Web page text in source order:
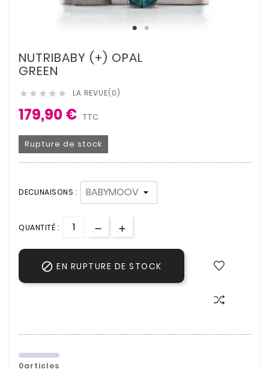
NUTRIBABY (+) OPAL
GREEN
     LA REVUE(0)
179,90 € TTC
Rupture de stock
DECLINAISONS :
QUANTITÉ :
 EN RUPTURE DE STOCK
0articles